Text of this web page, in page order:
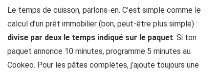
Le temps de cuisson, parlons-en. C’est simple comme le
calcul d’un prêt immobilier (bon, peut-être plus simple) :
divise par deux le temps indiqué sur le paquet. Si ton
paquet annonce 10 minutes, programme 5 minutes au
Cookeo. Pour les pâtes complètes, j’ajoute toujours une